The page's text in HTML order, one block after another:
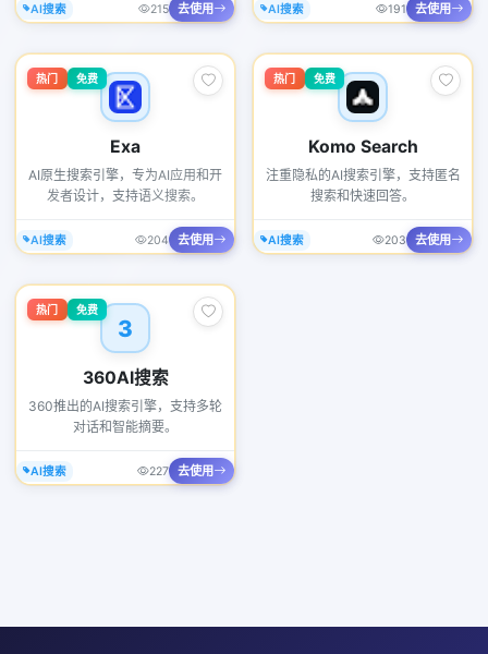
AI搜索 215 去使用 AI搜索 191 去使用
热门 免费
Exa
AI原生搜索引擎，专为AI应用和开
发者设计，支持语义搜索。
AI搜索 204 去使用
热门 免费
Komo Search
注重隐私的AI搜索引擎，支持匿名
搜索和快速回答。
AI搜索 203 去使用
3
热门 免费
360AI搜索
360推出的AI搜索引擎，支持多轮
对话和智能摘要。
AI搜索 227 去使用